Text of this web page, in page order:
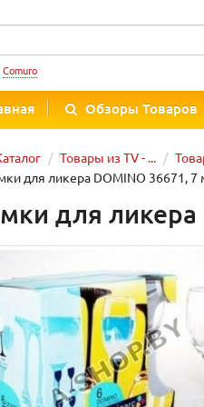
Comuro
Обзоры Товаров
Товары из TV - ...
для ликера DOMINO 36671, 7
для ликера